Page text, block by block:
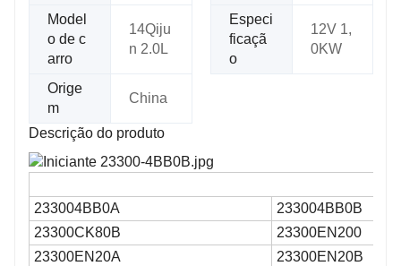
Model
o de c
arro
14Qiju
n 2.0L
Especi
ficaçã
o
12V 1,
0KW
Orige
m
China
Descrição do produto
233004BB0A
233004BB0B
23300CK80B
23300EN200
23300EN20A
23300EN20B